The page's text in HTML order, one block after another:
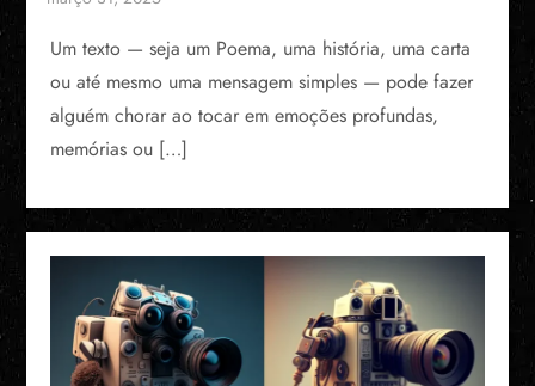
Um texto — seja um Poema, uma história, uma carta
ou até mesmo uma mensagem simples — pode fazer
alguém chorar ao tocar em emoções profundas,
memórias ou […]